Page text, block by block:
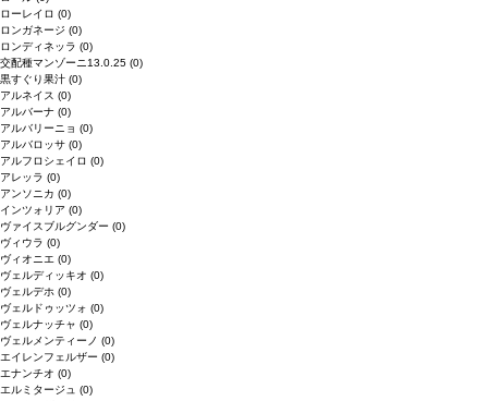
ローレイロ (0)
ロンガネージ (0)
ロンディネッラ (0)
交配種マンゾーニ13.0.25 (0)
黒すぐり果汁 (0)
アルネイス (0)
アルバーナ (0)
アルバリーニョ (0)
アルバロッサ (0)
アルフロシェイロ (0)
アレッラ (0)
アンソニカ (0)
インツォリア (0)
ヴァイスブルグンダー (0)
ヴィウラ (0)
ヴィオニエ (0)
ヴェルディッキオ (0)
ヴェルデホ (0)
ヴェルドゥッツォ (0)
ヴェルナッチャ (0)
ヴェルメンティーノ (0)
エイレンフェルザー (0)
エナンチオ (0)
エルミタージュ (0)